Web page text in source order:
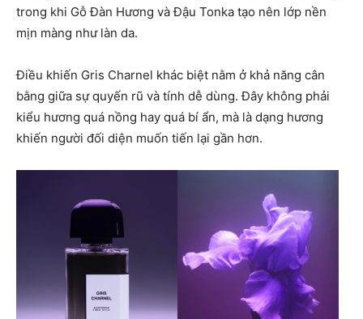
trong khi Gỗ Đàn Hương và Đậu Tonka tạo nên lớp nền
mịn màng như làn da.
Điều khiến Gris Charnel khác biệt nằm ở khả năng cân
bằng giữa sự quyến rũ và tính dễ dùng. Đây không phải
kiểu hương quá nồng hay quá bí ẩn, mà là dạng hương
khiến người đối diện muốn tiến lại gần hơn.